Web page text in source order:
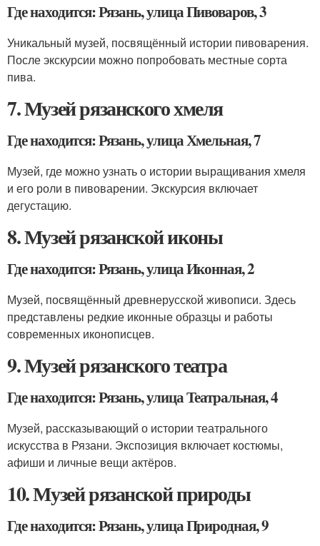
Где находится: Рязань, улица Пивоваров, 3
Уникальный музей, посвящённый истории пивоварения.
После экскурсии можно попробовать местные сорта
пива.
7. Музей рязанского хмеля
Где находится: Рязань, улица Хмельная, 7
Музей, где можно узнать о истории выращивания хмеля
и его роли в пивоварении. Экскурсия включает
дегустацию.
8. Музей рязанской иконы
Где находится: Рязань, улица Иконная, 2
Музей, посвящённый древнерусской живописи. Здесь
представлены редкие иконные образцы и работы
современных иконописцев.
9. Музей рязанского театра
Где находится: Рязань, улица Театральная, 4
Музей, рассказывающий о истории театрального
искусства в Рязани. Экспозиция включает костюмы,
афиши и личные вещи актёров.
10. Музей рязанской природы
Где находится: Рязань, улица Природная, 9